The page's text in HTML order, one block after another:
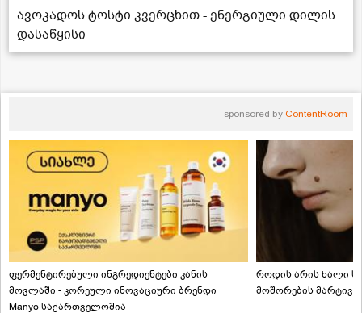
ავოკადოს ტოსტი კვერცხით - ენერგიული დილის
დასაწყისი
sponsored by ContentRoom
ფერმენტირებული ინგრედიენტები კანის
მოვლაში - კორეული ინოვაციური ბრენდი
Manyo საქართველოშია
როდის არის ხალი
მოშორების